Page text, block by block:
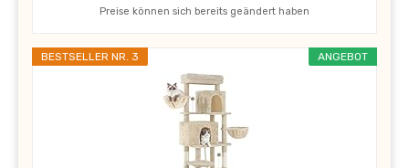
Preise können sich bereits geändert haben
ANGEBOT
BESTSELLER NR. 3